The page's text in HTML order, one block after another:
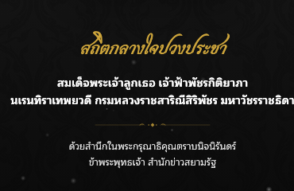
ลาโลกนี้ ให้ใส่บาตรสิ่งนั้นไว้ตอนยังมีชีวิต”
ราชเลขานุการในพระองค์ฯ ติดตามโครงการหุบกะพง–ห้วย
ทรายใต้ เสริมความมั่นคงน้ำเพชรบุรี
ตรอง “G.O.A.T”
กรมชลฯ เกาะติดฝนทั่วประเทศ เตรียมเครื่องจักรรับมือน้ำ